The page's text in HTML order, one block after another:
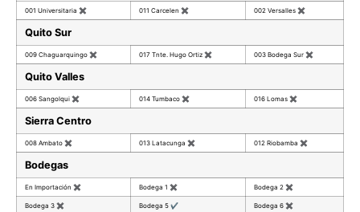
001 Universitaria ✖ 011 Carcelen ✖ 002 Versalles ✖
Quito Sur
009 Chaguarquingo ✖ 017 Tnte. Hugo Ortiz ✖ 003 Bodega Sur ✖
Quito Valles
006 Sangolqui ✖ 014 Tumbaco ✖ 016 Lomas ✖
Sierra Centro
008 Ambato ✖ 013 Latacunga ✖ 012 Riobamba ✖
Bodegas
En Importación ✖ Bodega 1 ✖ Bodega 2 ✖
Bodega 3 ✖ Bodega 5 ✔ Bodega 6 ✖